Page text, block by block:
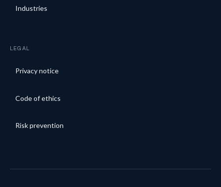
Industries
LEGAL
Privacy notice
Code of ethics
Risk prevention